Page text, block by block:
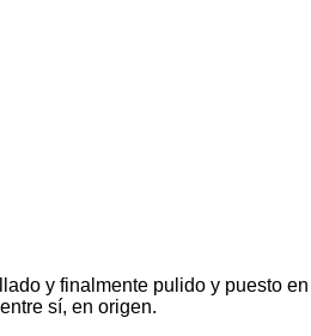
y finalmente pulido y puesto
sí, en origen.